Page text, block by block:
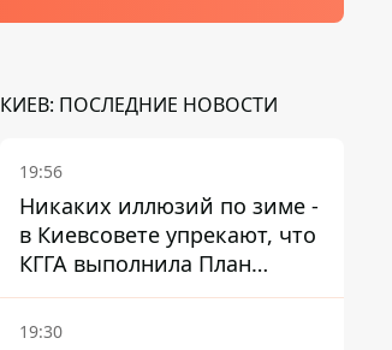
КИЕВ: ПОСЛЕДНИЕ НОВОСТИ
19:56
Никаких иллюзий по зиме -
в Киевсовете упрекают, что
КГГА выполнила План
устойчивости на 20%
19:30